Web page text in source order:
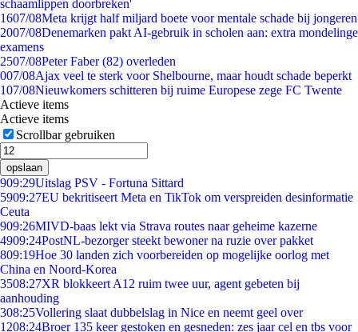
schaamlippen doorbreken'
1607/08Meta krijgt half miljard boete voor mentale schade bij jongeren
2007/08Denemarken pakt AI-gebruik in scholen aan: extra mondelinge
examens
2507/08Peter Faber (82) overleden
007/08Ajax veel te sterk voor Shelbourne, maar houdt schade beperkt
107/08Nieuwkomers schitteren bij ruime Europese zege FC Twente
Actieve items
Actieve items
Scrollbar gebruiken
opslaan
909:29Uitslag PSV - Fortuna Sittard
5909:27EU bekritiseert Meta en TikTok om verspreiden desinformatie
Ceuta
909:26MIVD-baas lekt via Strava routes naar geheime kazerne
4909:24PostNL-bezorger steekt bewoner na ruzie over pakket
809:19Hoe 30 landen zich voorbereiden op mogelijke oorlog met
China en Noord-Korea
3508:27XR blokkeert A12 ruim twee uur, agent gebeten bij
aanhouding
308:25Vollering slaat dubbelslag in Nice en neemt geel over
1208:24Broer 135 keer gestoken en gesneden: zes jaar cel en tbs voor